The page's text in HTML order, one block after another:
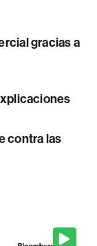
gracias a
contra las